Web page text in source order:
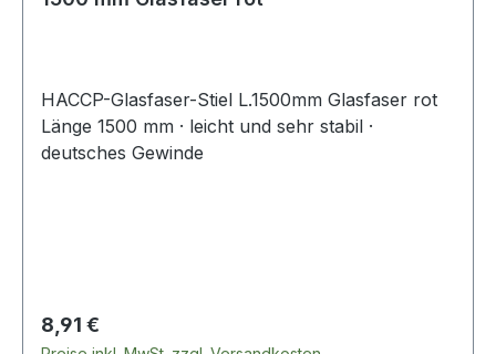
HACCP-Glasfaser-Stiel L.1500mm Glasfaser rot
Länge 1500 mm · leicht und sehr stabil ·
deutsches Gewinde
Regulärer Preis:
8,91 €